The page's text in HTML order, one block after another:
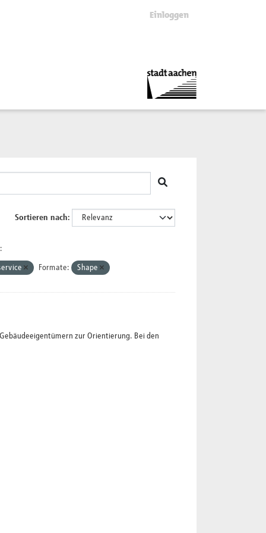
Einloggen
Sortieren nach
Formate: Shape
zur Orientierung. Bei den